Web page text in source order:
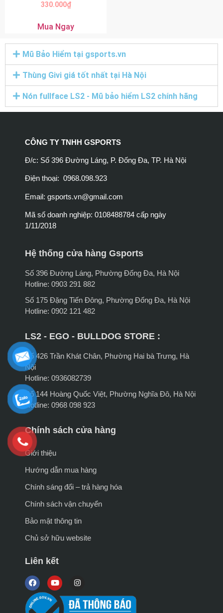
330.000₫
Mua Ngay
Mũ Bảo Hiểm tại gsports.vn
Thùng Givi giá tốt nhất tại Hà Nội
Nón fullface LS2 - Mũ bảo hiểm LS2 chính hãng
CÔNG TY TNHH GSPORTS
Đ/c: Số 396 Đường Láng, P. Đống Đa, TP. Hà Nội
Điện thoại: 0968.098.923
Email: gsports.vn@gmail.com
Mã số doanh nghiệp: 0108488784 cấp ngày
1/11/2018
Hệ thống cửa hàng Gsports
Số 396 Đường Láng, Phường Đống Đa, Hà Nội
Hotline: 0903 291 882
Số 175 Đặng Tiến Đông, Phường Đống Đa, Hà Nội
Hotline: 0902 121 482
LS2 - EGO - BULLDOG STORE :
Số 426 Trần Khát Chân, Phường Hai bà Trưng, Hà
Nội
Hotline: 0936082739
Số 144 Hoàng Quốc Việt, Phường Nghĩa Đô, Hà Nội
Hotline: 0968 098 923
Chính sách cửa hàng
Giới thiệu
Hướng dẫn mua hàng
Chính sáng đổi – trả hàng hóa
Chính sách vận chuyển
Bảo mật thông tin
Chủ sở hữu website
Liên kết